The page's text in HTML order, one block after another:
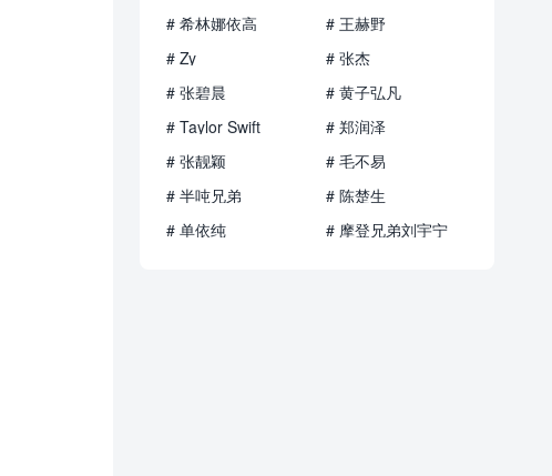
# 希林娜依高
# 王赫野
# Zy
# 张杰
# 张碧晨
# 黄子弘凡
# Taylor Swift
# 郑润泽
# 张靓颖
# 毛不易
# 半吨兄弟
# 陈楚生
# 单依纯
# 摩登兄弟刘宇宁